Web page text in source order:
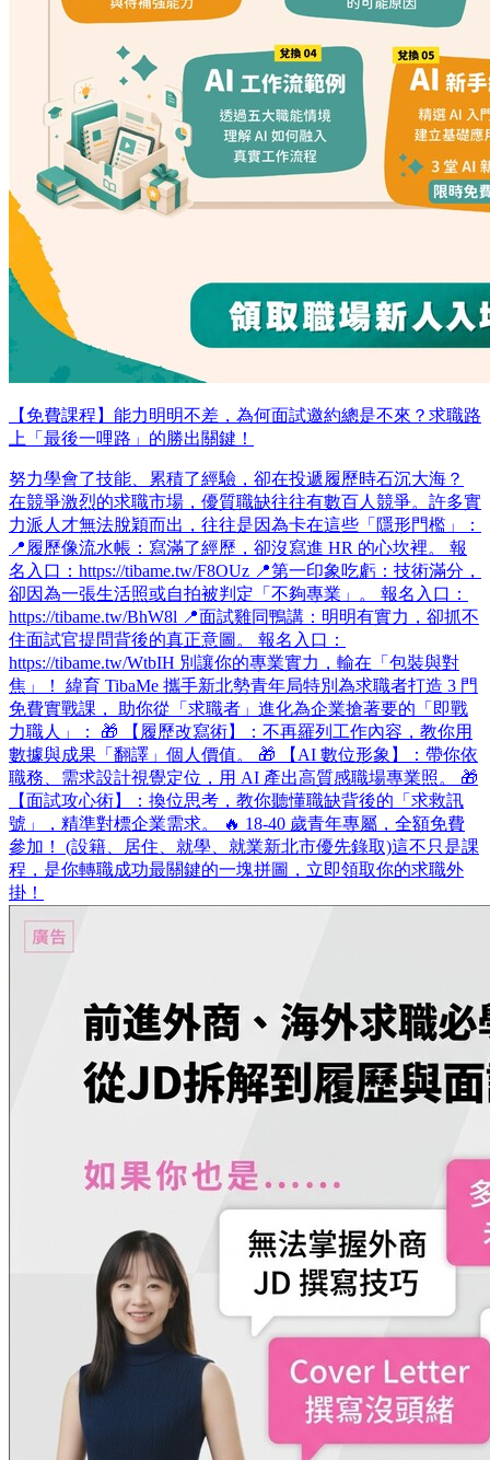
【免費課程】能力明明不差，為何面試邀約總是不來？求職路
上「最後一哩路」的勝出關鍵！
努力學會了技能、累積了經驗，卻在投遞履歷時石沉大海？
在競爭激烈的求職市場，優質職缺往往有數百人競爭。許多實
力派人才無法脫穎而出，往往是因為卡在這些「隱形門檻」：
📍履歷像流水帳：寫滿了經歷，卻沒寫進 HR 的心坎裡。 報
名入口：https://tibame.tw/F8OUz 📍第一印象吃虧：技術滿分，
卻因為一張生活照或自拍被判定「不夠專業」。 報名入口：
https://tibame.tw/BhW8l 📍面試雞同鴨講：明明有實力，卻抓不
住面試官提問背後的真正意圖。 報名入口：
https://tibame.tw/WtbIH 別讓你的專業實力，輸在「包裝與對
焦」！ 緯育 TibaMe 攜手新北勢青年局特別為求職者打造 3 門
免費實戰課， 助你從「求職者」進化為企業搶著要的「即戰
力職人」： 🎁 【履歷改寫術】：不再羅列工作內容，教你用
數據與成果「翻譯」個人價值。 🎁 【AI 數位形象】：帶你依
職務、需求設計視覺定位，用 AI 產出高質感職場專業照。 🎁
【面試攻心術】：換位思考，教你聽懂職缺背後的「求救訊
號」，精準對標企業需求。 🔥 18-40 歲青年專屬，全額免費
參加！ (設籍、居住、就學、就業新北市優先錄取)​ 這不只是課
程，是你轉職成功最關鍵的一塊拼圖，立即領取你的求職外
掛！